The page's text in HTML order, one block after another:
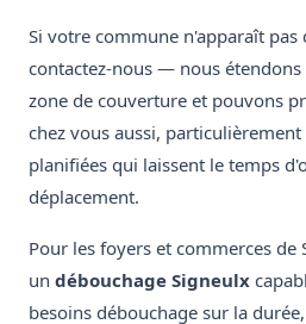
Si votre commune n'apparaît pas
contactez-nous — nous
zone de couverture et pouvons
chez vous aussi,
planifiées qui laissent le temps
déplacement.
Pour les foyers et commerces de
un débouchage Signeulx
besoins débouchage sur la